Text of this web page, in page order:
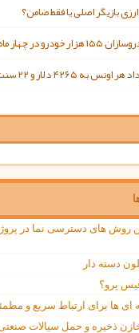
بازیگر اصلی یا فقط ضامن؟
روش های دسترسی نما در
دسته دار
پرو؟
ای ها برای ارتباط سریع و
ذخیره و حمل سیالات